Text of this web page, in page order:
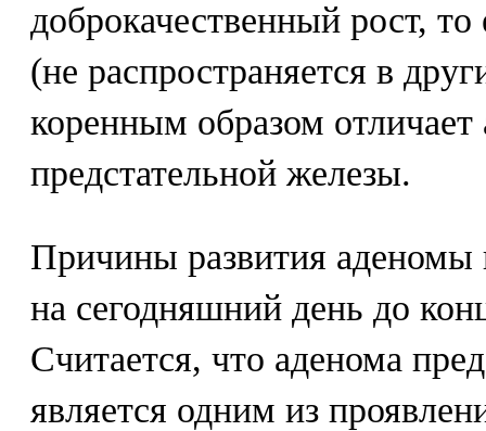
доброкачественный рост, то
(не распространяется в
коренным образом отличает
предстательной железы.
Причины развития аденомы
на сегодняшний день до
Считается, что аденома
является одним из